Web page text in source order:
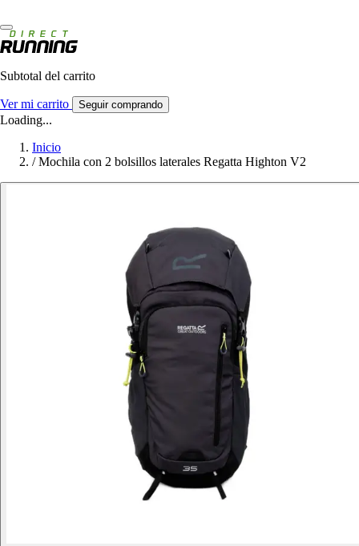
Subtotal del carrito
Ver mi carrito Seguir comprando
Loading...
Inicio
/ Mochila con 2 bolsillos laterales Regatta Highton V2